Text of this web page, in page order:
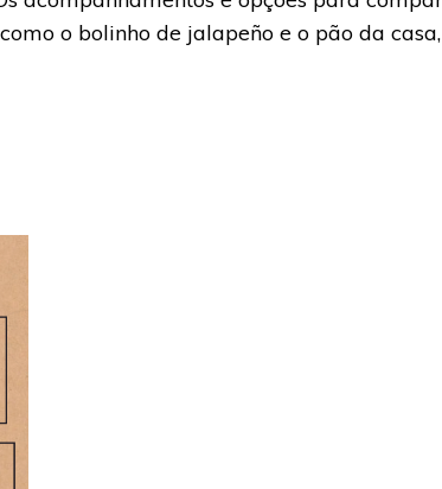
o bolinho de jalapeño e o pão da